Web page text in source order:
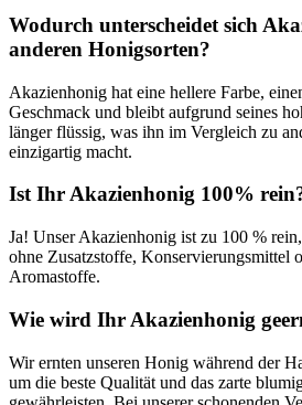
Wodurch unterscheidet sich
anderen Honigsorten?
Akazienhonig hat eine hellere Farbe,
Geschmack und bleibt aufgrund seines
länger flüssig, was ihn im Vergleich zu
einzigartig macht.
Ist Ihr Akazienhonig 100%
Ja! Unser Akazienhonig ist zu 100 %
ohne Zusatzstoffe, Konservierungsmittel
Aromastoffe.
Wie wird Ihr Akazienhonig
Wir ernten unseren Honig während der
um die beste Qualität und das zarte